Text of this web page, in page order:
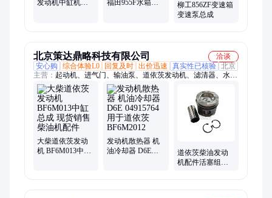
发动机中缸机总
福田955F水箱后
柳工856ZF变速箱
变速泵总成
北京策达鼎略科技有限公司
洽谈
安心购
综合体验L0 回复及时 出价迅速 真实性已核验 北京
主营： 起动机、进气门、输油泵、道依茨发动机、滤清器、水温
表、皮带轮、柴油机、排气管、整机配、冷却器、发电机、螺塞
管、电脑版、排气门、电磁阀、执行器、单体泵、高压泵、继电
器、液压泵、呼吸器、涨紧轮、连杆瓦、增压器、喷油器
大柴道依茨发动
机 BF6M013中缸
发动机散热器 机
油冷却器 D6E
道依茨柴油发动
机配件活塞组件